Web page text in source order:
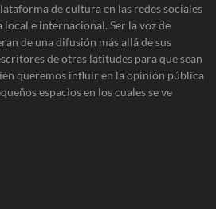
de cultura en las redes sociales
e internacional. Ser la voz de
de una difusión más allá de sus
de otras latitudes para que sean
queremos influir en la opinión pública
espacios en los cuales se ve